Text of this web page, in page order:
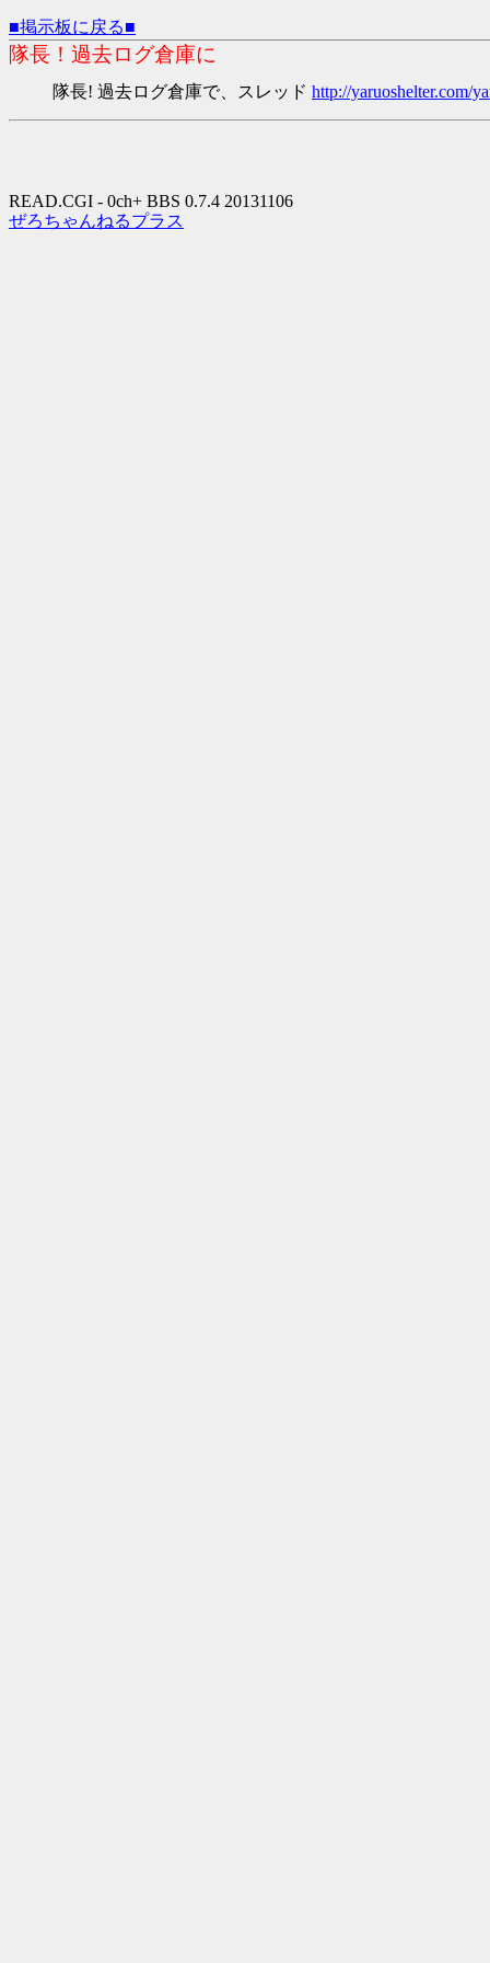
■掲示板に戻る■
隊長！過去ログ倉庫に
隊長! 過去ログ倉庫で、スレッド http://yaruoshelter.com/
READ.CGI - 0ch+ BBS 0.7.4 20131106
ぜろちゃんねるプラス